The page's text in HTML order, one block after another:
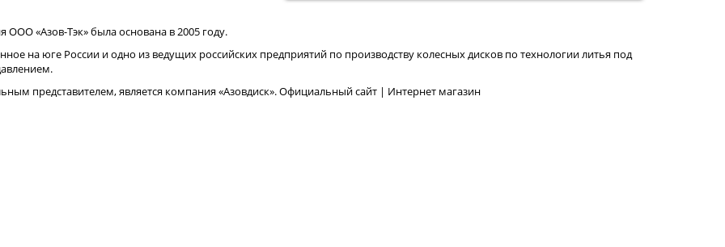
ООО «Азов-Тэк» была основана в 2005 году.
на юге России и одно из ведущих российских предприятий по производству колесных дисков по технологии литья под
представителем, является компания «Азовдиск». Официальный сайт | Интернет магазин